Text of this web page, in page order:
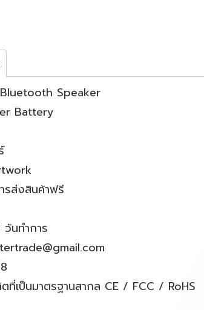
Speaker
Battery
รส่งสินค้าฟรี
นทำการ
ที่เป็นมาตรฐานสากล CE / FCC / RoHS